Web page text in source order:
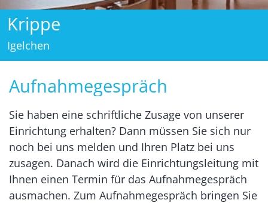
Krippe
Igelchen
Aufnahmegespräch
Sie haben eine schriftliche Zusage von unserer
Einrichtung erhalten? Dann müssen Sie sich nur
noch bei uns melden und Ihren Platz bei uns
zusagen. Danach wird die Einrichtungsleitung mit
Ihnen einen Termin für das Aufnahmegespräch
ausmachen. Zum Aufnahmegespräch bringen Sie